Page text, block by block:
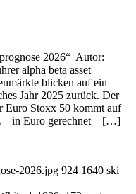
2026“ Autor:
alpha beta asset
blicken auf ein
Jahr 2025 zurück. Der
Euro Stoxx 50 kommt auf
– in Euro gerechnet – […]
2026.jpg 924 1640 ski